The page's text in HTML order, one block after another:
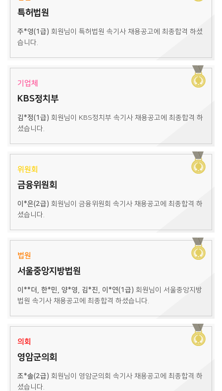
특허법원
주*영(1급) 회원님이 특허법원 속기사 채용공고에 최종합격 하셨
습니다.
기업체
KBS정치부
김*정(1급) 회원님이 KBS정치부 속기사 채용공고에 최종합격 하
셨습니다.
위원회
금융위원회
이*은(2급) 회원님이 금융위원회 속기사 채용공고에 최종합격 하
셨습니다.
법원
서울중앙지방법원
이**더, 한*민, 양*영, 김*진, 이*연(1급) 회원님이 서울중앙지방
법원 속기사 채용공고에 최종합격 하셨습니다.
의회
영암군의회
조*솔(2급) 회원님이 영암군의회 속기사 채용공고에 최종합격 하
셨습니다.